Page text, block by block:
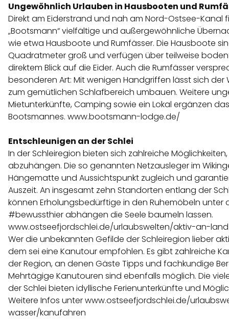
Ungewöhnlich Urlauben in Hausbooten und
Direkt am Eiderstrand und nah am Nord-Ostsee-Kanal
„Bootsmann“ vielfältige und außergewöhnliche
wie etwa Hausboote und Rumfässer. Die Hausboote
Quadratmeter groß und verfügen über teilweise
direktem Blick auf die Eider. Auch die Rumfässer
besonderen Art: Mit wenigen Handgriffen lässt sich der
zum gemütlichen Schlafbereich umbauen. Weitere
Mietunterkünfte, Camping sowie ein Lokal ergänzen
Bootsmannes. www.bootsmann-lodge.de/
Entschleunigen an der Schlei
In der Schleiregion bieten sich zahlreiche
abzuhängen. Die so genannten Netzausleger im
Hängematte und Aussichtspunkt zugleich und
Auszeit. An insgesamt zehn Standorten entlang der
können Erholungsbedürftige in den Ruhemöbeln unter
#bewussthier abhängen die Seele baumeln lassen.
www.ostseefjordschlei.de/urlaubswelten/aktiv-an-land
Wer die unbekannten Gefilde der Schleiregion lieber
dem sei eine Kanutour empfohlen. Es gibt zahlreiche
der Region, an denen Gäste Tipps und fachkundige
Mehrtägige Kanutouren sind ebenfalls möglich. Die
der Schlei bieten idyllische Ferienunterkünfte und
Weitere Infos unterwww.ostseefjordschlei.de/
wasser/kanufahren